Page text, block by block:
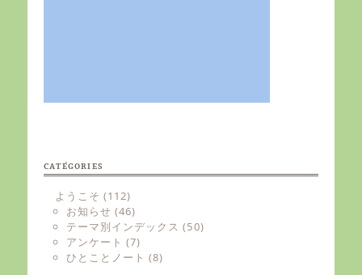
CATÉGORIES
ようこそ (112)
お知らせ (46)
テーマ別インデックス (50)
アンケート (7)
ひとことノート (8)